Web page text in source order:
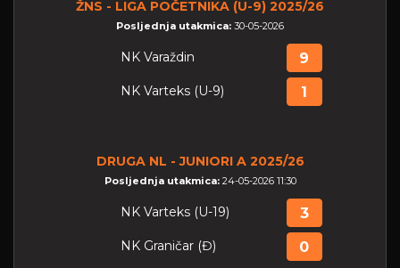
ŽNS - LIGA POČETNIKA (U-9) 2025/26
Posljednja utakmica: 30-05-2026
NK Varaždin 9
NK Varteks (U-9) 1
DRUGA NL - JUNIORI A 2025/26
Posljednja utakmica: 24-05-2026 11:30
NK Varteks (U-19) 3
NK Graničar (Đ) 0